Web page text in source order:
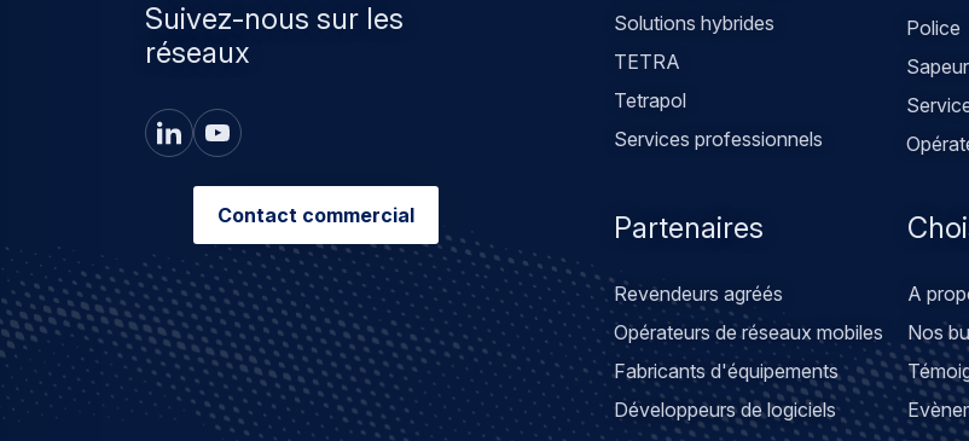
Suivez-nous sur les
réseaux
Contact commercial
Solutions hybrides
TETRA
Tetrapol
Services professionnels
Police
Partenaires
Revendeurs agréés
Opérateurs de réseaux mobiles
Fabricants d'équipements
Développeurs de logiciels
A
Nos